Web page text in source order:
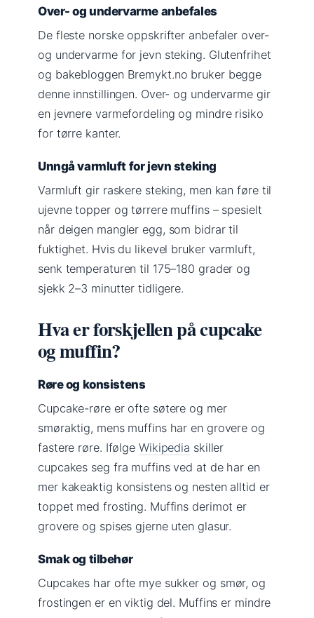
Over- og undervarme anbefales
De fleste norske oppskrifter anbefaler over-
og undervarme for jevn steking. Glutenfrihet
og bakebloggen Bremykt.no bruker begge
denne innstillingen. Over- og undervarme gir
en jevnere varmefordeling og mindre risiko
for tørre kanter.
Unngå varmluft for jevn steking
Varmluft gir raskere steking, men kan føre til
ujevne topper og tørrere muffins – spesielt
når deigen mangler egg, som bidrar til
fuktighet. Hvis du likevel bruker varmluft,
senk temperaturen til 175–180 grader og
sjekk 2–3 minutter tidligere.
Hva er forskjellen på cupcake
og muffin?
Røre og konsistens
Cupcake-røre er ofte søtere og mer
smøraktig, mens muffins har en grovere og
fastere røre. Ifølge Wikipedia skiller
cupcakes seg fra muffins ved at de har en
mer kakeaktig konsistens og nesten alltid er
toppet med frosting. Muffins derimot er
grovere og spises gjerne uten glasur.
Smak og tilbehør
Cupcakes har ofte mye sukker og smør, og
frostingen er en viktig del. Muffins er mindre